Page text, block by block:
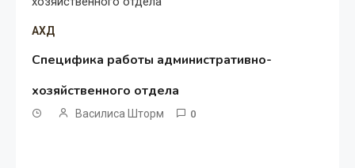
АХД
Специфика работы административно-
хозяйственного отдела
Василиса Шторм 0